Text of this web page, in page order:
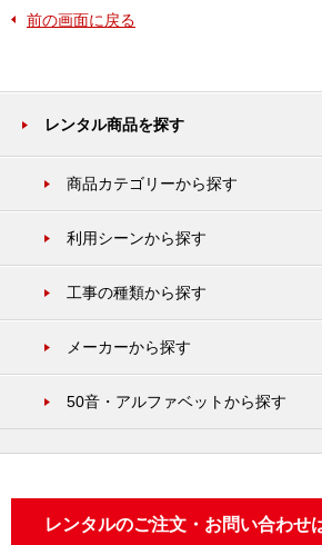
前の画面に戻る
レンタル商品を探す
商品カテゴリーから探す
利用シーンから探す
工事の種類から探す
メーカーから探す
50音・アルファベットから探す
レンタルのご注文・お問い合わせ